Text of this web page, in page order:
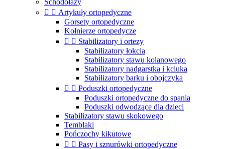
Schodołazy
  Artykuły ortopedyczne
Gorsety ortopedyczne
Kołnierze ortopedycze
  Stabilizatory i ortezy
Stabilizatory łokcia
Stabilizatory stawu kolanowego
Stabilizatory nadgarstka i kciuka
Stabilizatory barku i obojczyka
  Poduszki ortopedyczne
Poduszki ortopedyczne do spania
Poduszki odwodzące dla dzieci
Stabilizatory stawu skokowego
Temblaki
Pończochy kikutowe
  Pasy i sznurówki ortopedyczne